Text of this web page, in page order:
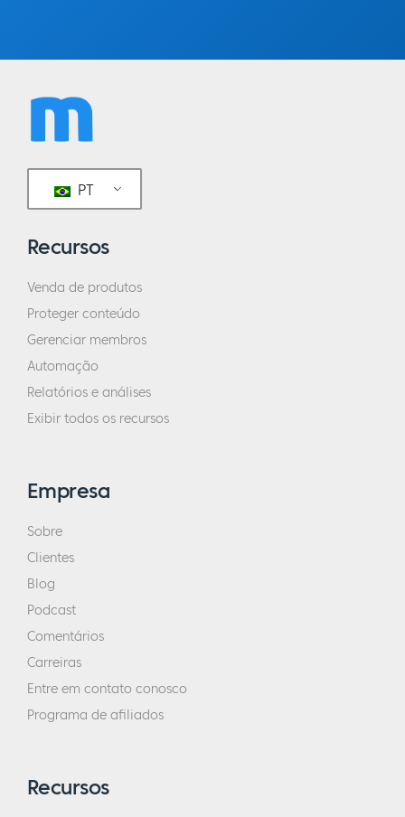
PT
Recursos
Venda de produtos
Proteger conteúdo
Gerenciar membros
Automação
Relatórios e análises
Exibir todos os recursos
Empresa
Sobre
Clientes
Blog
Podcast
Comentários
Carreiras
Entre em contato conosco
Programa de afiliados
Recursos